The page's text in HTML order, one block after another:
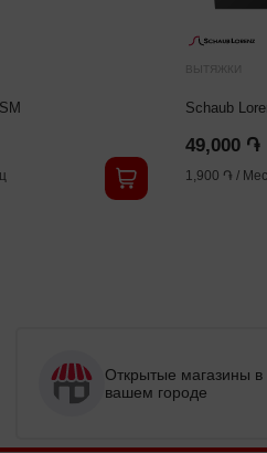
ВЫТЯЖКИ
Schaub
49,000 ֏
1,900 ֏ /
Открытые магазины в
вашем городе